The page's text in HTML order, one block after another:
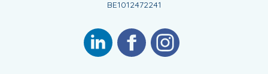
BE1012472241